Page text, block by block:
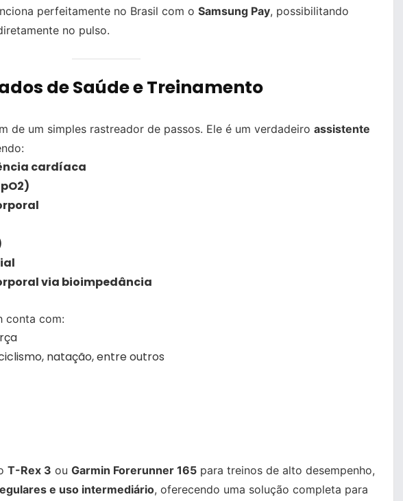
perfeitamente no Brasil com o Samsung Pay, possibilitando
no pulso.
de Saúde e Treinamento
de um simples rastreador de passos. Ele é um verdadeiro assistente
cardíaca
via bioimpedância
conta com:
natação, entre outros
T-Rex 3 ou Garmin Forerunner 165 para treinos de alto desempenho,
e uso intermediário, oferecendo uma solução completa para